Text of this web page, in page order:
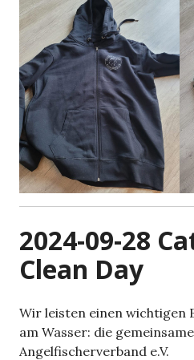
2024-09-28
Clean Day
Wir leisten einen wichtigen
am Wasser: die
Angelfischerverband e.V.